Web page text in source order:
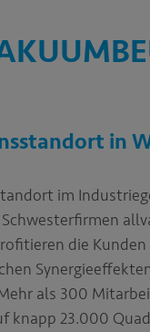
in
im
die
als 300
knapp 23.000